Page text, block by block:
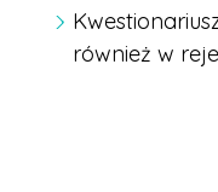
również w